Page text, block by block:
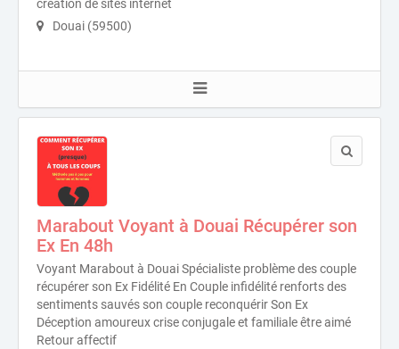
création de sites internet
Douai (59500)
Marabout Voyant à Douai Récupérer son
Ex En 48h
Voyant Marabout à Douai Spécialiste problème des couple
récupérer son Ex Fidélité En Couple infidélité renforts des
sentiments sauvés son couple reconquérir Son Ex
Déception amoureux crise conjugale et familiale être aimé
Retour affectif